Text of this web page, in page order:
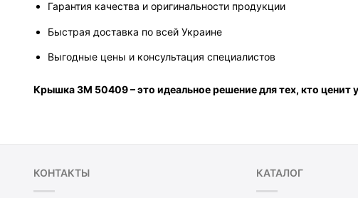
Гарантия качества и оригинальности продукции
Быстрая доставка по всей Украине
Выгодные цены и консультация специалистов
Крышка 3M 50409 – это идеальное решение для тех, кто
КОНТАКТЫ КАТАЛОГ